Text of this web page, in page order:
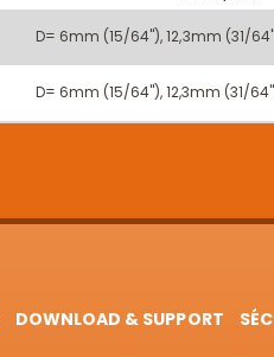
D= 6mm (15/64''), 12,3mm (31/
D= 6mm (15/64''), 12,3mm (31/
DOWNLOAD & SUPPORT